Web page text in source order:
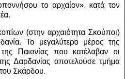
το αρχαίον», κατά τον
(στην αρχαιότητα Σκούποι)
Το μεγαλύτερο μέρος της
Παιονίας που κατέλαβαν οι
Δαρδανίας αποτελούσε τμήμα
Σκάρδου.